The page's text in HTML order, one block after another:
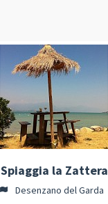
Spiaggia la Zattera
Desenzano del Garda